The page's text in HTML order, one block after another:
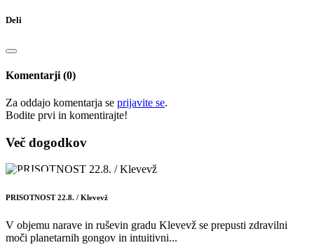
Deli
Komentarji (0)
Za oddajo komentarja se prijavite se.
Bodite prvi in ​​komentirajte!
Več dogodkov
AVG.
PRISOTNOST 22.8. / Klevevž
V objemu narave in ruševin gradu Klevevž se prepusti zdravilni
moči planetarnih gongov in intuitivni...